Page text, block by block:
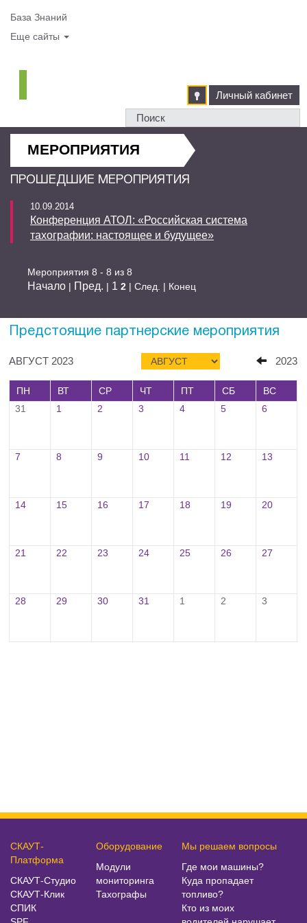
База Знаний
Еще сайты
Личный кабинет
МЕРОПРИЯТИЯ
ПРОШЕДШИЕ МЕРОПРИЯТИЯ
10.09.2014
Конференция АТОЛ: «Российская система
тахографии: настоящее и будущее»
Мероприятия 8 - 8 из 8
Начало | Пред. | 1 2 | След. | Конец
Предстоящие партнерские мероприятия
АВГУСТ 2023 2023
ПН ВТ СР ЧТ ПТ СБ
ВС
31
1 2 3 4 5 6
7 8 9 10 11 12 13
14 15 16 17 18 19 20
21 22 23 24 25 26 27
28 29 30 31 1 2 3
СКАУТ-
Платформа
СКАУТ-Студио
СКАУТ-Клик
СПИК
Оборудование
Модули
мониторинга
Тахографы
Мы решаем вопросы
Где мои машины?
Куда пропадает
топливо?
Кто из моих